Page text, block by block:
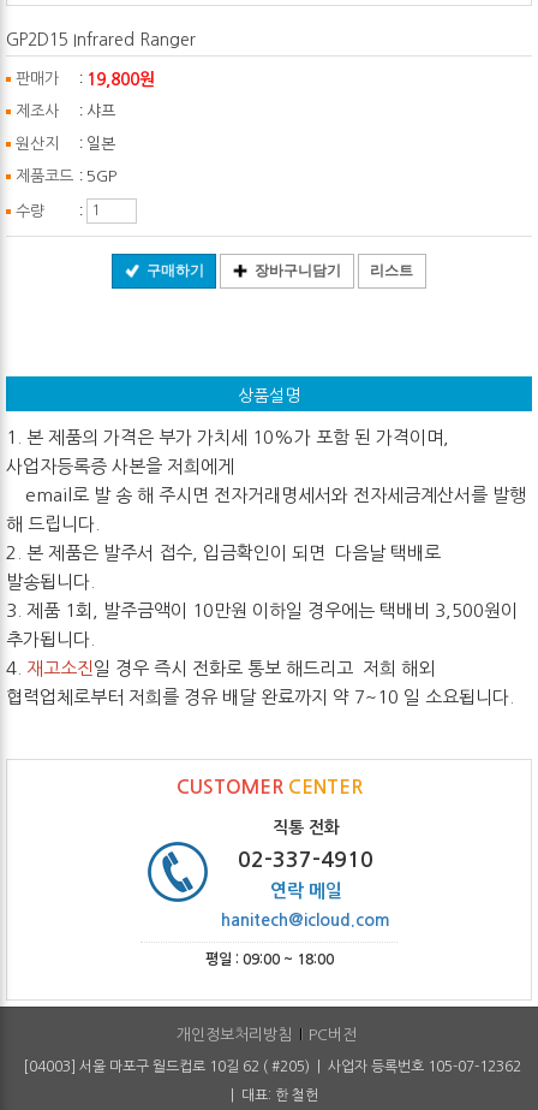
GP2D15 Infrared Ranger
판매가 : 19,800원
제조사 : 샤프
원산지 : 일본
제품코드 : 5GP
수량 :
구매하기 장바구니담기 리스트
상품설명
1. 본 제품의 가격은 부가 가치세 10%가 포함 된 가격이며,
사업자등록증 사본을 저희에게
email로 발 송 해 주시면 전자거래명세서와 전자세금계산서를 발행
해 드립니다.
2. 본 제품은 발주서 접수, 입금확인이 되면 다음날 택배로
발송됩니다.
3. 제품 1회, 발주금액이 10만원 이하일 경우에는 택배비 3,500원이
추가됩니다.
4. 재고소진 일 경우 즉시 전화로 통보 해드리고 저희 해외
협력업체로부터 저희를 경유 배달 완료까지 약 7~10 일 소요됩니다.
CUSTOMER CENTER
직통 전화
02-337-4910
연락 메일
hanitech@icloud.com
평일 : 09:00 ~ 18:00
개인정보처리방침 PC버전
[04003] 서울 마포구 월드컵로 10길 62 ( #205) | 사업자 등록번호 105-07-12362
| 대표: 한 철헌